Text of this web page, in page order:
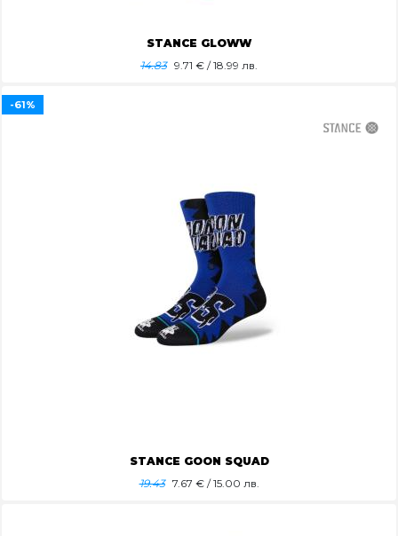
STANCE GLOWW
14.83 9.71 € / 18.99 лв.
STANCE GOON SQUAD
19.43 7.67 € / 15.00 лв.
-61%